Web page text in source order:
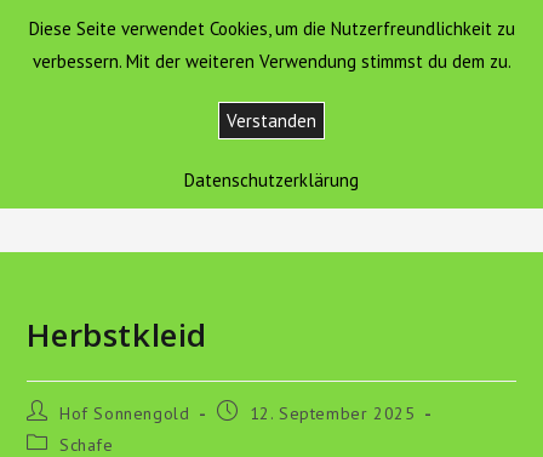
springen
Hof Sonnengold MENÜ
> Herbstkleid
Herbstkleid
Beitrags-
Autor:
Hof Sonnengold
Beitrag12. September 2025
Beitrags-
Schafe
Diese Seite verwendet Cookies, um die Nutzerfreundlichkeit zu
verbessern. Mit der weiteren Verwendung stimmst du dem zu.
Verstanden
Datenschutzerklärung